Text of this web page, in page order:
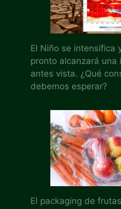
El Niño se intensifica
pronto alcanzará una
antes vista. ¿Qué
debemos esperar?
El packaging de